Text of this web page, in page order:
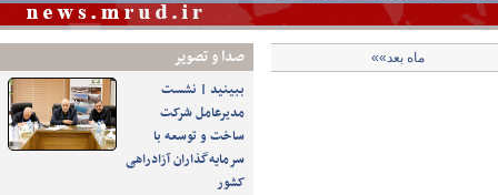
صدا و تصوير
ببینید | نشست
مدیرعامل شرکت
ساخت و توسعه با
سرمایه‌گذاران آزادراهی
کشور
ماه بعد»»